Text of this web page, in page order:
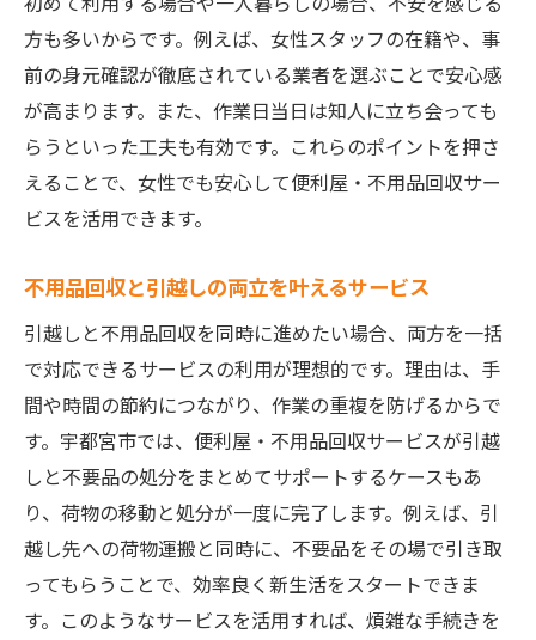
方も多いからです。例えば、女性スタッフの在籍や、事
前の身元確認が徹底されている業者を選ぶことで安心感
が高まります。また、作業日当日は知人に立ち会っても
らうといった工夫も有効です。これらのポイントを押さ
えることで、女性でも安心して便利屋・不用品回収サー
ビスを活用できます。
不用品回収と引越しの両立を叶えるサービス
引越しと不用品回収を同時に進めたい場合、両方を一括
で対応できるサービスの利用が理想的です。理由は、手
間や時間の節約につながり、作業の重複を防げるからで
す。宇都宮市では、便利屋・不用品回収サービスが引越
しと不要品の処分をまとめてサポートするケースもあ
り、荷物の移動と処分が一度に完了します。例えば、引
越し先への荷物運搬と同時に、不要品をその場で引き取
ってもらうことで、効率良く新生活をスタートできま
す。このようなサービスを活用すれば、煩雑な手続きを